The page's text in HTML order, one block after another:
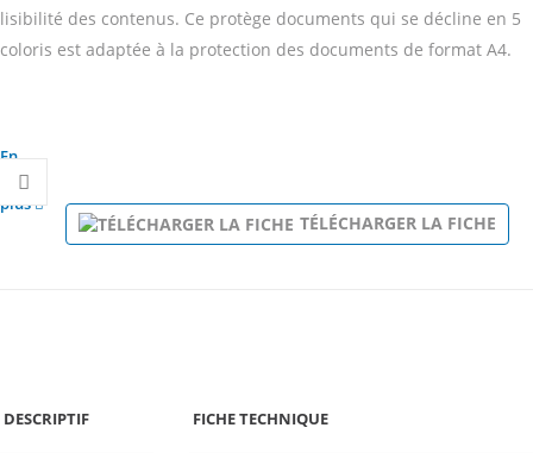
lisibilité des contenus. Ce protège documents qui se décline en 5
coloris est adaptée à la protection des documents de format A4.
TÉLÉCHARGER LA FICHE
En
savoir
plus
DESCRIPTIF FICHE TECHNIQUE